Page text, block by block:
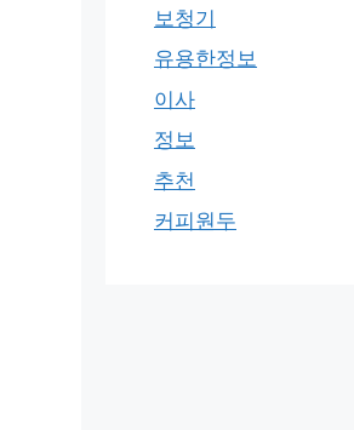
보청기
유용한정보
이사
정보
추천
커피원두